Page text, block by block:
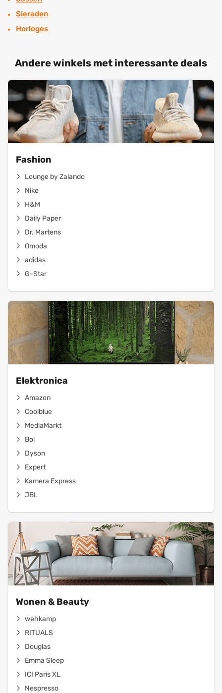
Sieraden
Horloges
Andere winkels met interessante deals
Fashion
Lounge by Zalando
Nike
H&M
Daily Paper
Dr. Martens
Omoda
adidas
G-Star
Elektronica
Amazon
Coolblue
MediaMarkt
Bol
Dyson
Expert
Kamera Express
JBL
Wonen & Beauty
wehkamp
RITUALS
Douglas
Emma Sleep
ICI Paris XL
Nespresso